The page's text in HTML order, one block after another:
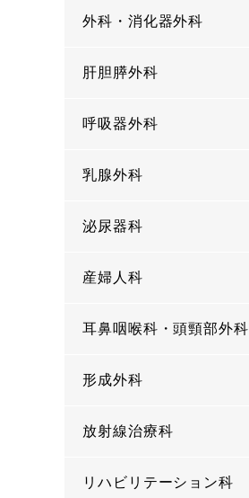
外科・消化器外科
肝胆膵外科
呼吸器外科
乳腺外科
泌尿器科
産婦人科
耳鼻咽喉科・頭頸部外科
形成外科
放射線治療科
リハビリテーション科